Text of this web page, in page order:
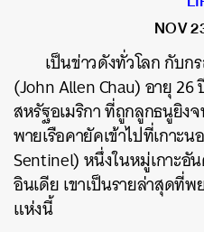
NOV
เป็นข่าวดังทั่วโลก กับก
(John Allen Chau) อายุ
สหรัฐอเมริกา ที่ถูกลูกธนูยิง
พายเรือคายัคเข้าไปที่เกาะ
Sentinel) หนึ่งในหมู่เกาะอั
อินเดีย เขาเป็นรายล่าสุดที่พ
แห่งนี้